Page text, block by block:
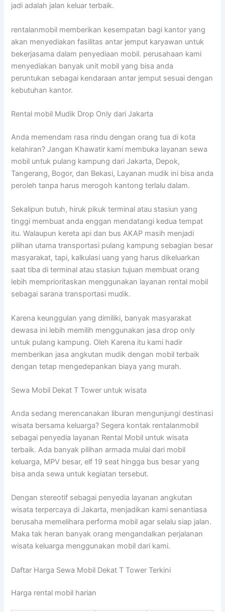
jadi adalah jalan keluar terbaik.
rentalanmobil memberikan kesempatan bagi kantor yang
akan menyediakan fasilitas antar jemput karyawan untuk
bekerjasama dalam penyediaan mobil. perusahaan kami
menyediakan banyak unit mobil yang bisa anda
peruntukan sebagai kendaraan antar jemput sesuai dengan
kebutuhan kantor.
Rental mobil Mudik Drop Only dari Jakarta
Anda memendam rasa rindu dengan orang tua di kota
kelahiran? Jangan Khawatir kami membuka layanan sewa
mobil untuk pulang kampung dari Jakarta, Depok,
Tangerang, Bogor, dan Bekasi, Layanan mudik ini bisa anda
peroleh tanpa harus merogoh kantong terlalu dalam.
Sekalipun butuh, hiruk pikuk terminal atau stasiun yang
tinggi membuat anda enggan mendatangi kedua tempat
itu. Walaupun kereta api dan bus AKAP masih menjadi
pilihan utama transportasi pulang kampung sebagian besar
masyarakat, tapi, kalkulasi uang yang harus dikeluarkan
saat tiba di terminal atau stasiun tujuan membuat orang
lebih memprioritaskan menggunakan layanan rental mobil
sebagai sarana transportasi mudik.
Karena keunggulan yang dimiliki, banyak masyarakat
dewasa ini lebih memilih menggunakan jasa drop only
untuk pulang kampung. Oleh Karena itu kami hadir
memberikan jasa angkutan mudik dengan mobil terbaik
dengan tetap mengedepankan biaya yang murah.
Sewa Mobil Dekat T Tower untuk wisata
Anda sedang merencanakan liburan mengunjungi destinasi
wisata bersama keluarga? Segera kontak rentalanmobil
sebagai penyedia layanan Rental Mobil untuk wisata
terbaik. Ada banyak pilihan armada mulai dari mobil
keluarga, MPV besar, elf 19 seat hingga bus besar yang
bisa anda sewa untuk kegiatan tersebut.
Dengan stereotif sebagai penyedia layanan angkutan
wisata terpercaya di Jakarta, menjadikan kami senantiasa
berusaha memelihara performa mobil agar selalu siap jalan.
Maka tak heran banyak orang mengandalkan perjalanan
wisata keluarga menggunakan mobil dari kami.
Daftar Harga Sewa Mobil Dekat T Tower Terkini
Harga rental mobil harian